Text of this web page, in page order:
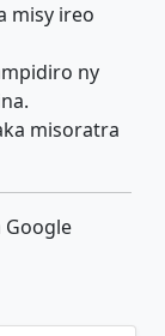
misy ireo
ny
misoratra
Google